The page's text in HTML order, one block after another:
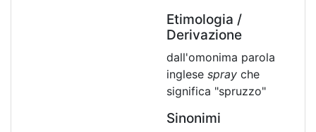
Etimologia /
Derivazione
dall'omonima parola
inglese spray che
significa "spruzzo"
Sinonimi